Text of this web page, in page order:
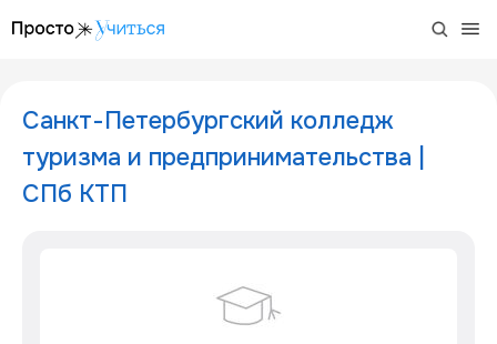
Санкт-Петербургский колледж
туризма и предпринимательства |
СПб КТП